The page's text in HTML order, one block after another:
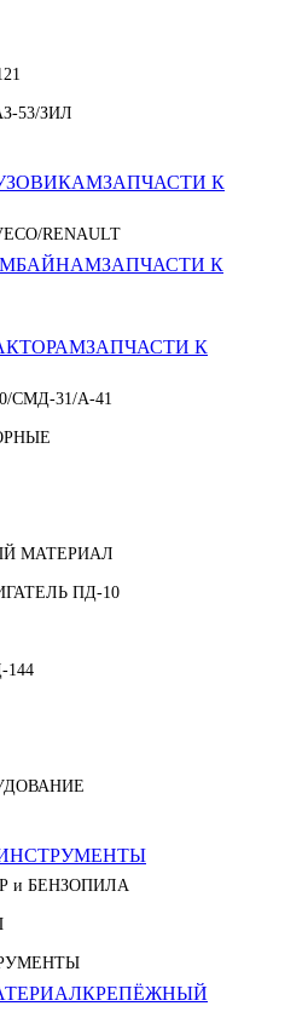
53/ЗИЛ
ЗАПЧАСТИ К
RENAULT
ЗАПЧАСТИ К
ЗАПЧАСТИ К
СМД-31/A-41
МАТЕРИАЛ
ПД-10
144
и БЕНЗОПИЛА
КРЕПЁЖНЫЙ